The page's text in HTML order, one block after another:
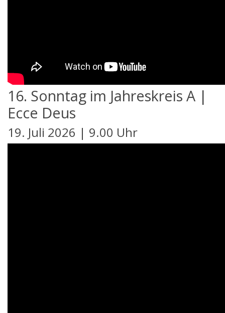
16. Sonntag im Jahreskreis A |
Ecce Deus
19. Juli 2026 | 9.00 Uhr